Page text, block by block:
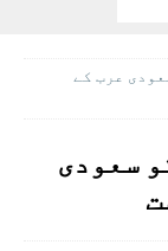
عرب کے
سعودی